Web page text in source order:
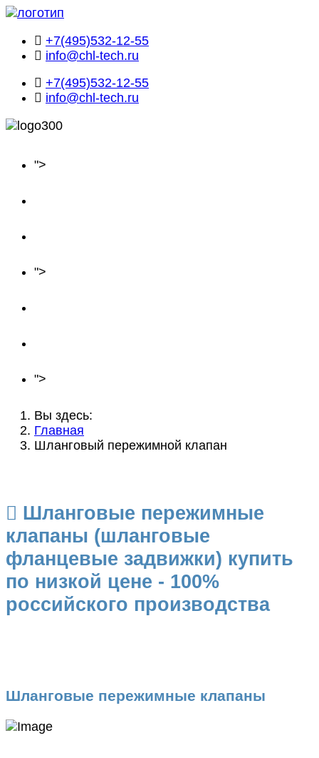
+7(495)532-12-55
info@chl-tech.ru
+7(495)532-12-55
info@chl-tech.ru
">
">
">
Вы здесь:
Главная
Шланговый пережимной клапан
Шланговые пережимные
клапаны (шланговые
фланцевые задвижки) купить
по низкой цене - 100%
российского производства
Шланговые пережимные клапаны